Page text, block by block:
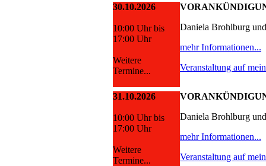
30.10.2026
10:00 Uhr bis
17:00 Uhr
Weitere
Termine...
Daniela Brohlburg
mehr Informationen...
Veranstaltung auf
31.10.2026
10:00 Uhr bis
17:00 Uhr
Weitere
Termine...
Daniela Brohlburg
mehr Informationen...
Veranstaltung auf